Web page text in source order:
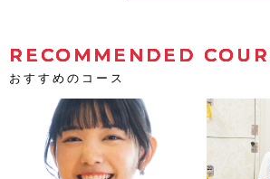
RECOMMENDED
おすすめのコース